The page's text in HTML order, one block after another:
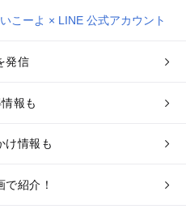
発信
報も
け情報も
紹介！